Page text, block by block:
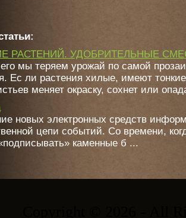
РАСТЕНИЙ. УДОБРИТЕЛЬНЫЕ
мы теряем урожай по самой
Ес ли растения хилые, имеют
меняет окраску, сохнет или
новых электронных средств
цепи событий. Со времени,
каменные б ...